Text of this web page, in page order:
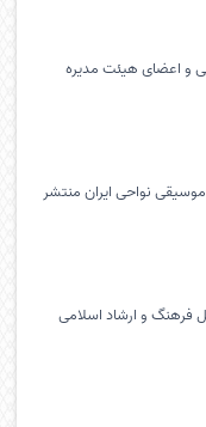
و اعضای هیئت مدیره
نواحی ایران منتشر
فرهنگ و ارشاد اسلامی